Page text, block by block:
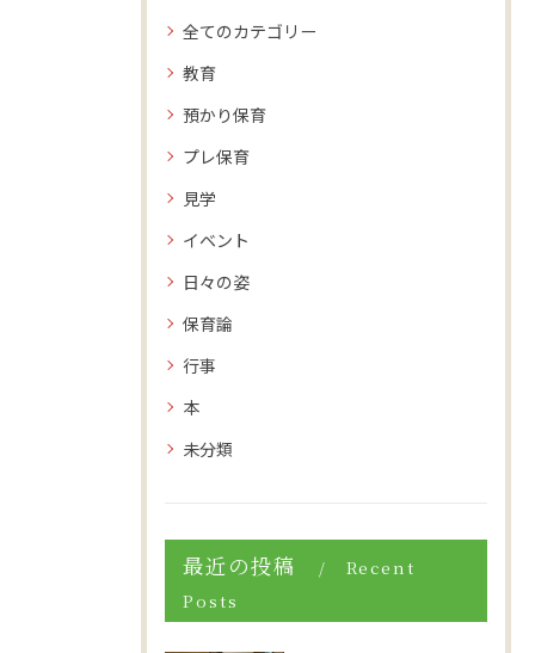
全てのカテゴリー
教育
預かり保育
プレ保育
見学
イベント
日々の姿
保育論
行事
本
未分類
最近の投稿
Recent
Posts